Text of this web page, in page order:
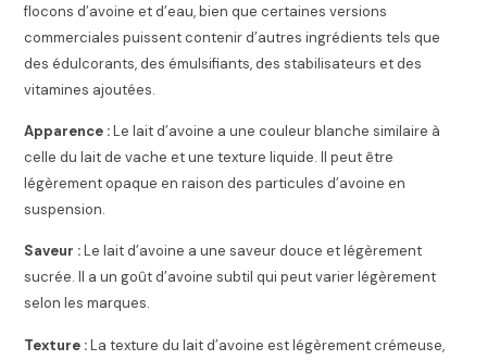
flocons d’avoine et d’eau, bien que certaines versions
commerciales puissent contenir d’autres ingrédients tels que
des édulcorants, des émulsifiants, des stabilisateurs et des
vitamines ajoutées.
Apparence :Le lait d’avoine a une couleur blanche similaire à
celle du lait de vache et une texture liquide. Il peut être
légèrement opaque en raison des particules d’avoine en
suspension.
Saveur :Le lait d’avoine a une saveur douce et légèrement
sucrée. Il a un goût d’avoine subtil qui peut varier légèrement
selon les marques.
Texture :La texture du lait d’avoine est légèrement crémeuse,